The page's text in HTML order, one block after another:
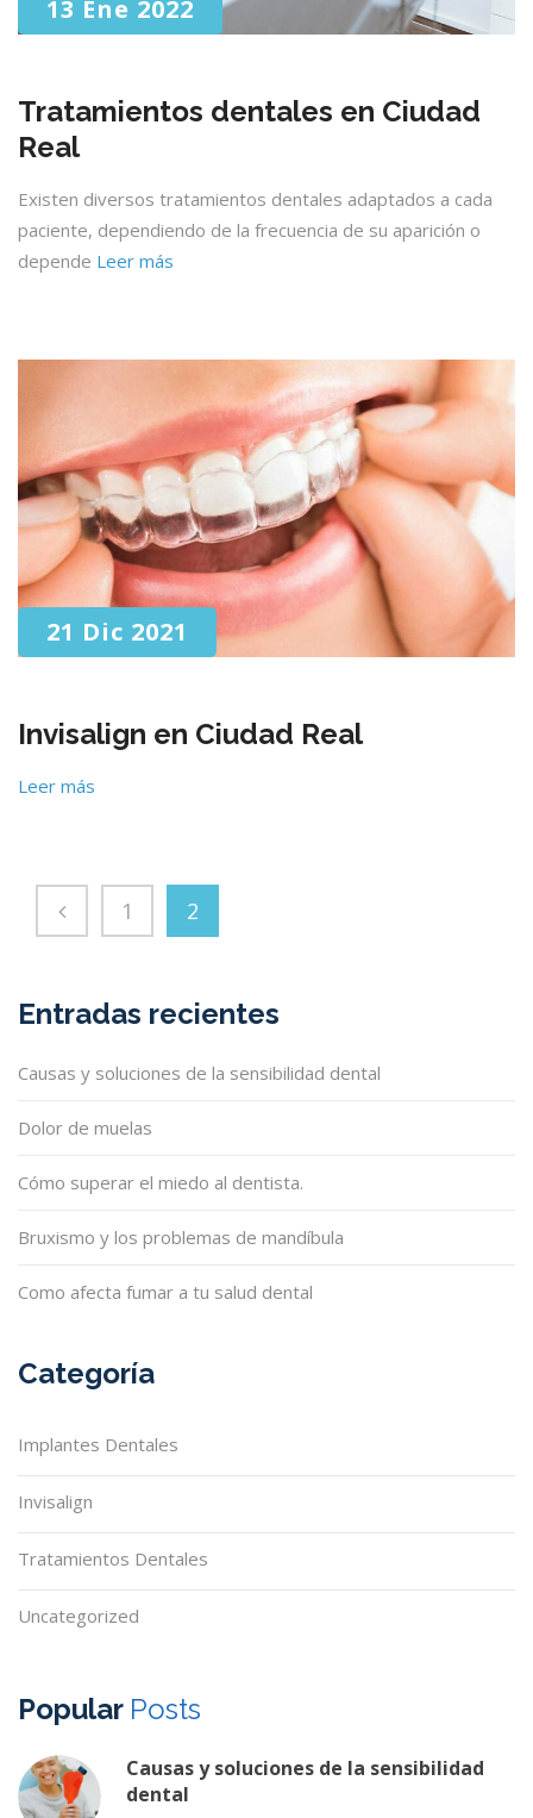
13 Ene 2022
Tratamientos dentales en Ciudad
Real
Existen diversos tratamientos dentales adaptados a cada
paciente, dependiendo de la frecuencia de su aparición o
depende Leer más
21 Dic 2021
Invisalign en Ciudad Real
Leer más
1 2
Entradas recientes
Causas y soluciones de la sensibilidad dental
Dolor de muelas
Cómo superar el miedo al dentista.
Bruxismo y los problemas de mandíbula
Como afecta fumar a tu salud dental
Categoría
Implantes Dentales
Invisalign
Tratamientos Dentales
Uncategorized
Popular Posts
Causas y soluciones de la sensibilidad
dental